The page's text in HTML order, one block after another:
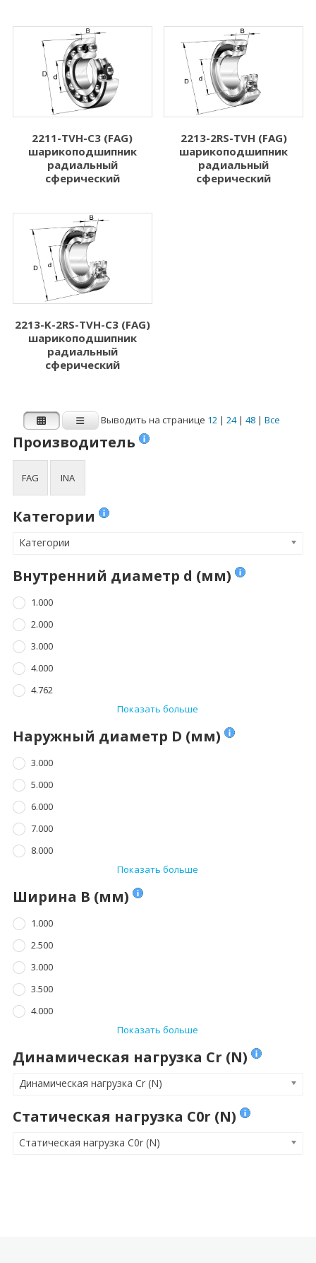
2211-TVH-C3 (FAG)
шарикоподшипник
радиальный
сферический
2213-2RS-TVH (FAG)
шарикоподшипник
радиальный
сферический
2213-K-2RS-TVH-C3 (FAG)
шарикоподшипник
радиальный
сферический
Выводить на странице 12| 24| 48| Все
Производитель
FAG INA
Категории
Категории
Внутренний диаметр d (мм)
1.000
2.000
3.000
4.000
4.762
Показать больше
Наружный диаметр D (мм)
3.000
5.000
6.000
7.000
8.000
Показать больше
Ширина B (мм)
1.000
2.500
3.000
3.500
4.000
Показать больше
Динамическая нагрузка Cr (N)
Динамическая нагрузка Cr (N)
Статическая нагрузка C0r (N)
Статическая нагрузка C0r (N)